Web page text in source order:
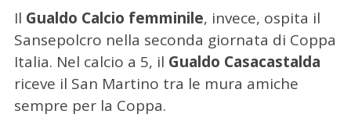
Il Gualdo Calcio femminile, invece, ospita il
Sansepolcro nella seconda giornata di Coppa
Italia. Nel calcio a 5, il Gualdo Casacastalda
riceve il San Martino tra le mura amiche
sempre per la Coppa.